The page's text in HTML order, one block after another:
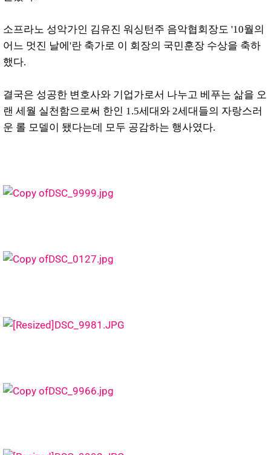
소프라노 성악가인 김유진 워싱턴주 음악협회장도 '10월의
어느 멋진 날에'란 축가로 이 회장의 국민훈장 수상을 축하
했다.
결국은 성공한 변호사와 기업가로서 나누고 베푸는 삶을 오
랜 세월 실천함으로써 한인 1.5세대와 2세대들의 자랑스러
운 롤 모델이 됐다는데 모두 공감하는 행사였다.